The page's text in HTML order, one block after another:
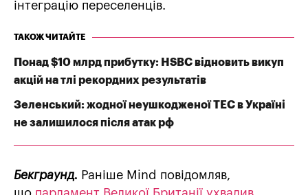
інтеграцію переселенців.
ТАКОЖ ЧИТАЙТЕ
Понад $10 млрд прибутку: HSBC відновить викуп
акцій на тлі рекордних результатів
Зеленський: жодної неушкодженої ТЕС в Україні
не залишилося після атак рф
Бекграунд. Раніше Mind повідомляв,